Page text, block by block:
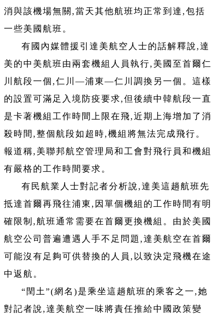
消與該機場無關,當天其他航班均正常到達,包括
一些美國航班。
有國內媒體援引達美航空人士的話解釋說,達
美的中美航班由兩套機組人員執行,美國至首爾仁
川航段一個,仁川—浦東—仁川調換另一個。這樣
的設置可滿足入境防疫要求,但後續中韓航段一直
是卡著機組工作時間上限在飛,近期上海增加了消
殺時間,整個航段如超時,機組將無法完成飛行。
報道稱,美聯邦航空管理局和工會對飛行員和機組
有嚴格的工作時間要求。
有民航業人士對記者分析說,達美這趟航班先
抵達首爾再飛往浦東,因單個機組的工作時間有明
確限制,航班通常需要在首爾更換機組。由於美國
航空公司普遍遭遇人手不足問題,達美航空在首爾
可能沒有足夠可供替換的人員,以致決定飛機在途
中返航。
“閏土”(網名)是乘坐這趟航班的乘客之一,她
對記者說,達美航空一味將責任推給中國政策變